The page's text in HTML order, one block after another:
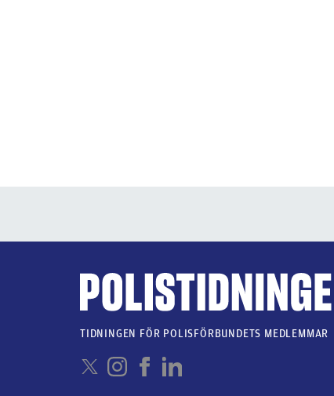
TIDNINGEN FÖR POLISFÖRBUNDETS MEDLEMMAR